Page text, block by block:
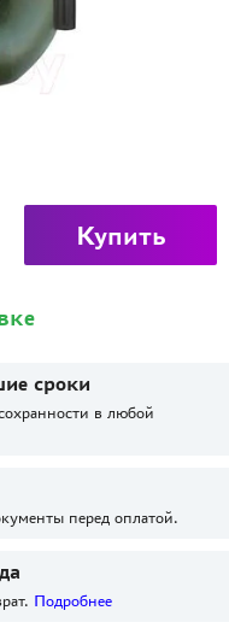
Купить
сроки
в любой
перед оплатой.
Подробнее